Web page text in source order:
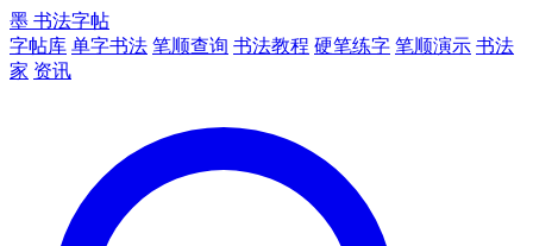
墨 书法字帖
字帖库 单字书法 笔顺查询 书法教程 硬笔练字 笔顺演示 书法
家 资讯